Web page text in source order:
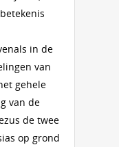
in de
van
gehele
van de
de twee
op grond